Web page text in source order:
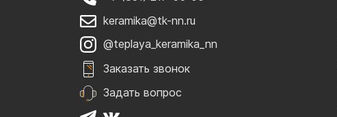
keramika@tk-nn.ru
@teplaya_keramika_nn
Заказать звонок
Задать вопрос